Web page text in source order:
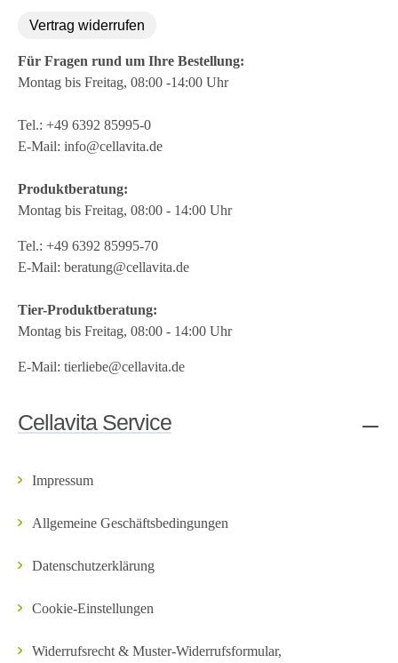
Vertrag widerrufen
Für Fragen rund um Ihre Bestellung:
Montag bis Freitag, 08:00 -14:00 Uhr
Tel.: +49 6392 85995-0
E-Mail: info@cellavita.de
Produktberatung:
Montag bis Freitag, 08:00 - 14:00 Uhr
Tel.: +49 6392 85995-70
E-Mail: beratung@cellavita.de
Tier-Produktberatung:
Montag bis Freitag, 08:00 - 14:00 Uhr
E-Mail: tierliebe@cellavita.de
Cellavita Service
Impressum
Allgemeine Geschäftsbedingungen
Datenschutzerklärung
Cookie-Einstellungen
Widerrufsrecht & Muster-Widerrufsformular,